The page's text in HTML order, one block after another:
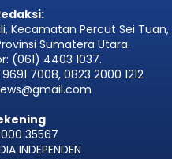
Kecamatan Percut Sei Tuan,
Sumatera Utara.
(061) 4403 1037.
7008, 0823 2000 1212
35567
INDEPENDEN